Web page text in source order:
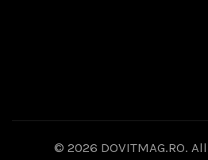
© 2026 DOVITMAG.RO.